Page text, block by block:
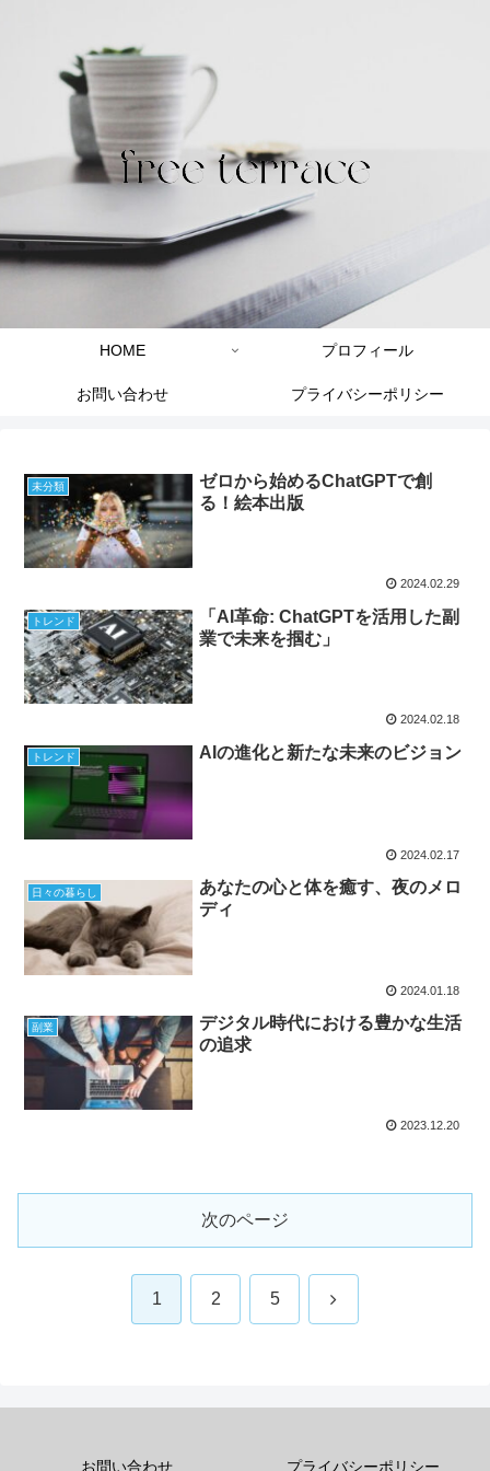
HOME プロフィール
お問い合わせ プライバシーポリシー
未分類
ゼロから始めるChatGPTで創
る！絵本出版
2024.02.29
トレンド
「AI革命: ChatGPTを活用した副
業で未来を掴む」
2024.02.18
トレンド AIの進化と新たな未来のビジョン
2024.02.17
日々の暮らし
あなたの心と体を癒す、夜のメロ
ディ
2024.01.18
副業
デジタル時代における豊かな生活
の追求
2023.12.20
次のページ
1 2 5 次
お問い合わせ プライバシーポリシー